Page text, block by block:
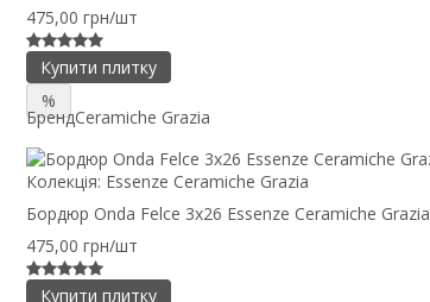
475,00 грн/шт
Купити плитку
%
БрендCeramiche Grazia
Колекція: Essenze Ceramiche Grazia
Бордюр Onda Felce 3x26 Essenze Ceramiche Grazia
475,00 грн/шт
Купити плитку